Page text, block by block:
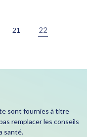
21 22
sont fournies à titre
remplacer les conseils
santé.